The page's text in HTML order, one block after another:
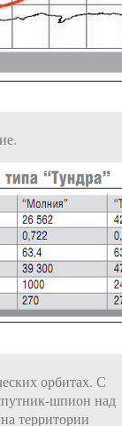
орбитах. С
шпион над
территории